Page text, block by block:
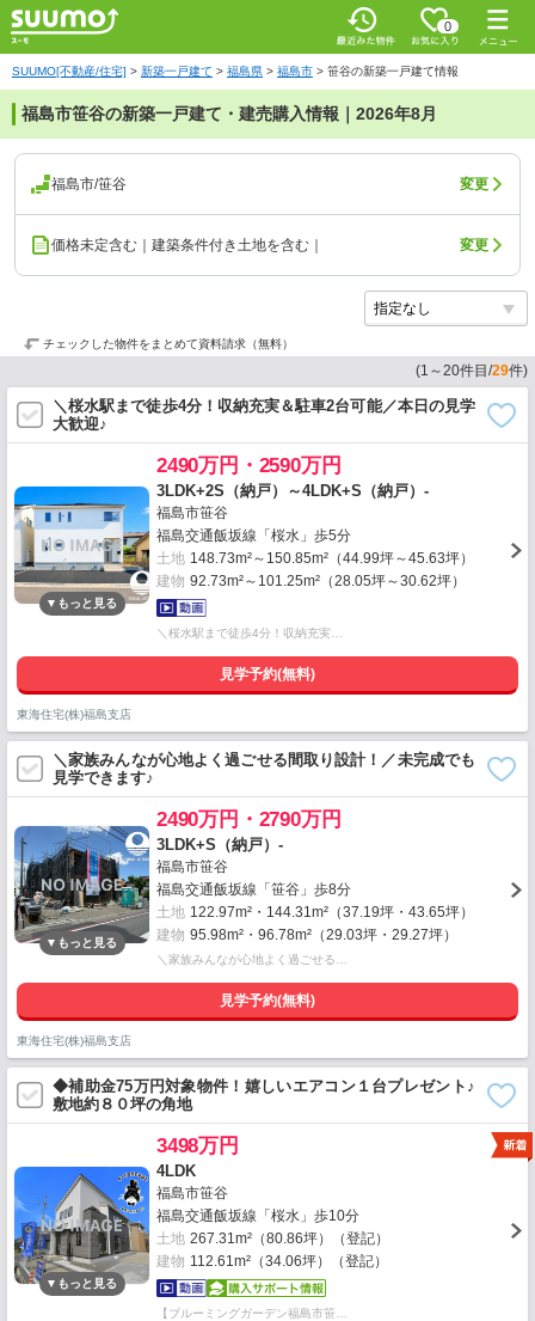
0
SUUMO[不動産/住宅] > 新築一戸建て > 福島県 > 福島市 > 笹谷の新築一戸建て情報
福島市笹谷の新築一戸建て・建売購入情報｜2026年8月
福島市/笹谷 変更
価格未定含む｜建築条件付き土地を含む｜ 変更
チェックした物件をまとめて資料請求（無料）
(1 ～20件目/29件)
＼桜水駅まで徒歩4分！収納充実＆駐車2台可能／本日の見学
大歓迎♪
2490万円・2590万円
3LDK+2S（納戸）～4LDK+S（納戸）-
福島市笹谷
福島交通飯坂線「桜水」歩5分
土地 148.73m²～150.85m²（44.99坪～45.63坪）
建物 92.73m²～101.25m²（28.05坪～30.62坪）
＼桜水駅まで徒歩4分！収納充実…
見学予約(無料)
東海住宅(株)福島支店
＼家族みんなが心地よく過ごせる間取り設計！／未完成でも
見学できます♪
2490万円・2790万円
3LDK+S（納戸）-
福島市笹谷
福島交通飯坂線「笹谷」歩8分
土地 122.97m²・144.31m²（37.19坪・43.65坪）
建物 95.98m²・96.78m²（29.03坪・29.27坪）
＼家族みんなが心地よく過ごせる…
見学予約(無料)
東海住宅(株)福島支店
◆補助金75万円対象物件！嬉しいエアコン１台プレゼント♪
敷地約８０坪の角地
3498万円
4LDK
福島市笹谷
福島交通飯坂線「桜水」歩10分
土地 267.31m²（80.86坪）（登記）
建物 112.61m²（34.06坪）（登記）
【ブルーミングガーデン福島市笹…